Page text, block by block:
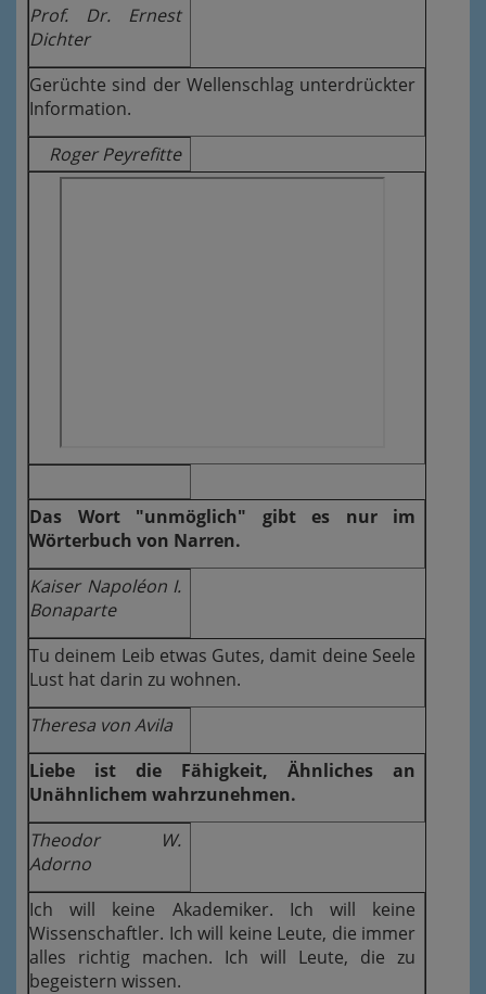
Prof. Dr. Ernest
Dichter
Gerüchte sind der Wellenschlag unterdrückter
Information.
Roger Peyrefitte
Das Wort "unmöglich" gibt es nur im
Wörterbuch von Narren.
Kaiser Napoléon I.
Bonaparte
Tu deinem Leib etwas Gutes, damit deine Seele
Lust hat darin zu wohnen.
Theresa von Avila
Liebe ist die Fähigkeit, Ähnliches an
Unähnlichem wahrzunehmen.
Theodor W.
Adorno
Ich will keine Akademiker. Ich will keine
Wissenschaftler. Ich will keine Leute, die immer
alles richtig machen. Ich will Leute, die zu
begeistern wissen.